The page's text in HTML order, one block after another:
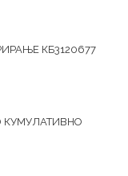
КБ3120677
КУМУЛАТИВНО